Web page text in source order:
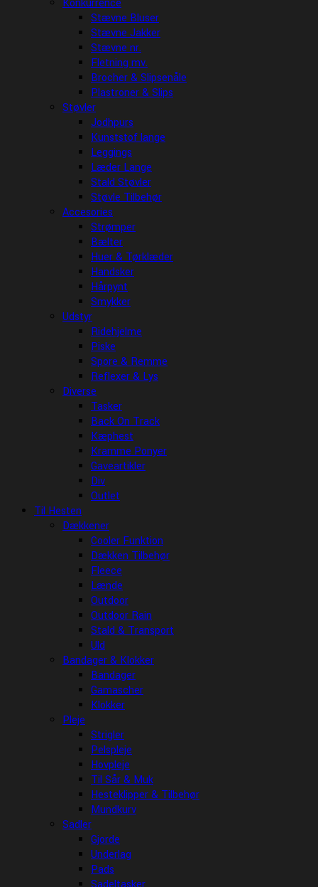
Konkurrence
Stævne Bluser
Stævne Jakker
Stævne nr.
Fletning mv.
Brocher & Slipsenåle
Plastroner & Slips
Støvler
Jodhpurs
Kunststof lange
Leggings
Læder Lange
Stald Støvler
Støvle Tilbehør
Accesories
Strømper
Bælter
Huer & Tørklæder
Handsker
Hårpynt
Smykker
Udstyr
Ridehjelme
Piske
Spore & Remme
Reflexer & Lys
Diverse
Tasker
Back On Track
Kæphest
Kramme Ponyer
Gaveartikler
Div
Outlet
Til Hesten
Dækkener
Cooler Funktion
Dækken Tilbehør
Fleece
Lænde
Outdoor
Outdoor Rain
Stald & Transport
Uld
Bandager & Klokker
Bandager
Gamascher
Klokker
Pleje
Strigler
Pelspleje
Hovpleje
Til Sår & Muk
Hesteklipper & Tilbehør
Mundkurv
Sadler
Gjorde
Underlag
Pads